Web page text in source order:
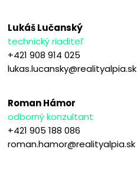
Lukáš Lučanský
technický riaditeľ
+421 908 914 025
lukas.lucansky@realityalpia.sk
Roman Hámor
odborný konzultant
+421 905 188 086
roman.hamor@realityalpia.sk